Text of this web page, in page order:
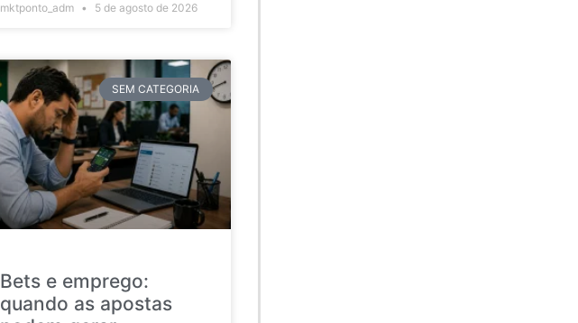
mktponto_adm 5 de agosto de 2026
SEM CATEGORIA
Bets e emprego:
quando as apostas